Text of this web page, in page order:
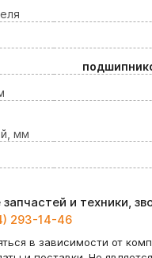
мм
и техники,
293-14-46
в зависимости от